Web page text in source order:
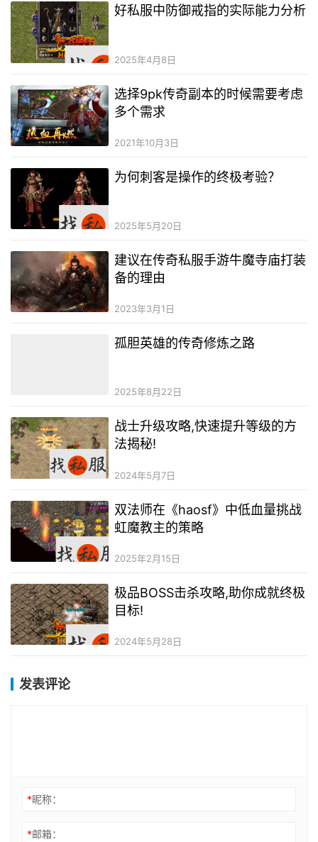
好私服中防御戒指的实际能力分析
2025年4月8日
选择9pk传奇副本的时候需要考虑
多个需求
2021年10月3日
为何刺客是操作的终极考验？
2025年5月20日
建议在传奇私服手游牛魔寺庙打装
备的理由
2023年3月1日
孤胆英雄的传奇修炼之路
2025年8月22日
战士升级攻略,快速提升等级的方
法揭秘!
2024年5月7日
双法师在《haosf》中低血量挑战
虹魔教主的策略
2025年2月15日
极品BOSS击杀攻略,助你成就终极
目标!
2024年5月28日
发表评论
*昵称：
*邮箱：